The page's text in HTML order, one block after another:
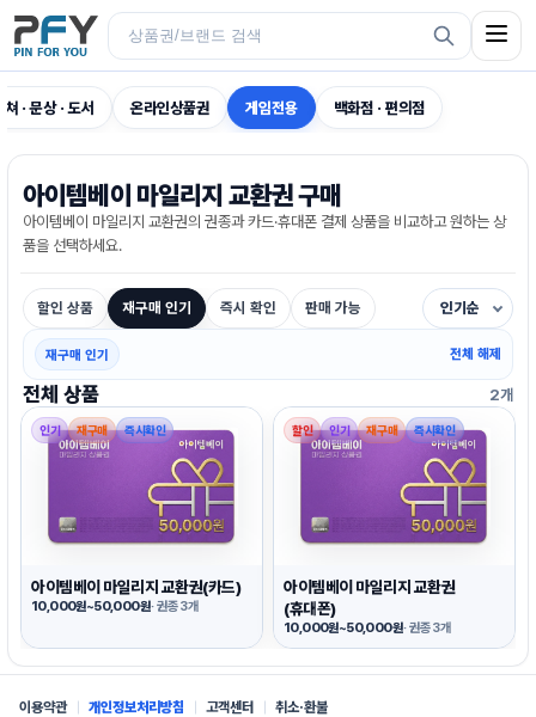
쳐 · 문상 · 도서 온라인상품권 게임전용 백화점 · 편의점
아이템베이 마일리지 교환권 구매
아이템베이 마일리지 교환권의 권종과 카드·휴대폰 결제 상품을 비교하고 원하는 상
품을 선택하세요.
할인 상품 재구매 인기 즉시 확인 판매 가능 인기순
재구매 인기 전체 해제
전체 상품 2개
인기 재구매 즉시확인
아이템베이 마일리지 교환권(카드)
10,000원~50,000원· 권종 3개
할인 인기 재구매 즉시확인
아이템베이 마일리지 교환권
(휴대폰)
10,000원~50,000원· 권종 3개
이용약관 개인정보처리방침 고객센터 취소·환불